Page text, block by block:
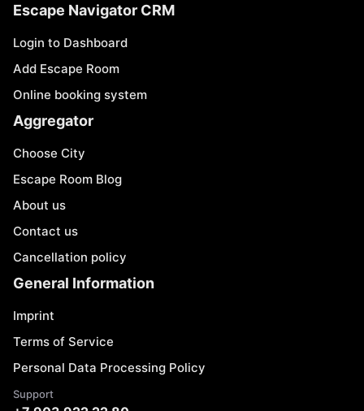
Escape Navigator CRM
Login to Dashboard
Add Escape Room
Online booking system
Aggregator
Choose City
Escape Room Blog
About us
Contact us
Cancellation policy
General Information
Imprint
Terms of Service
Personal Data Processing Policy
Support